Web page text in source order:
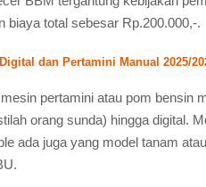
biaya total sebesar Rp.200.000,-.
dan Pertamini Manual 2025/
pertamini atau pom bensin
orang sunda) hingga digital.
ada juga yang model tanam